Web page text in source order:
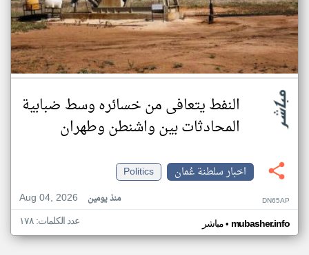
النفط يتعافى من خسائره وسط ضبابية
المحادثات بين واشنطن وطهران
اخبار سلطنة عُمان
Politics
Aug 04, 2026
منذ يومين DN65AP
مباشر• mubasher.info عدد الكلمات: ١٧٨